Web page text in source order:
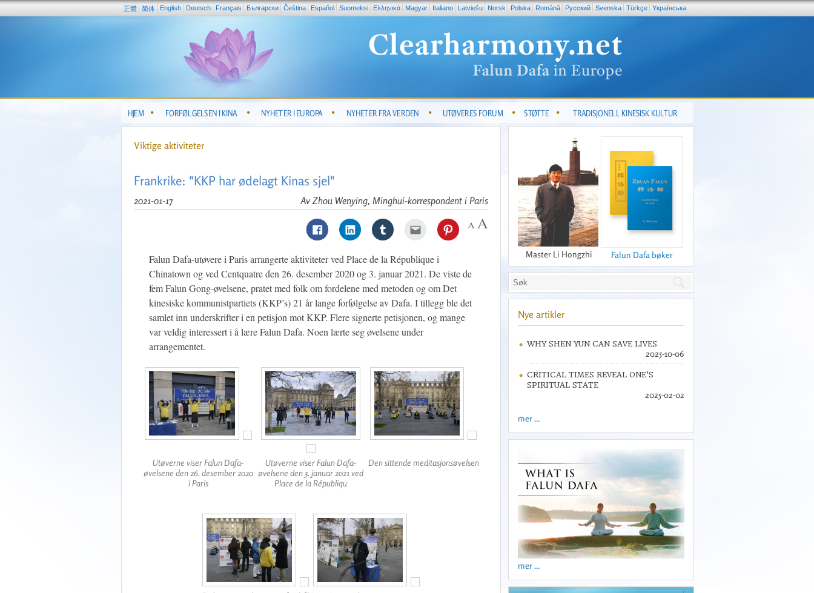
正體 简体 English Deutsch Français Български Čeština Español Suomeksi Ελληνικά Magyar Italiano Latviešu Norsk Polska Română Pусский Svenska Türkçe Yкраїнська
HJEM FORFØLGELSEN I KINA NYHETER I EUROPA NYHETER FRA VERDEN UTØVERES FORUM STØTTE TRADISJONELL KINESISK KULTUR
Viktige aktiviteter
Frankrike: "KKP har ødelagt Kinas sjel"
Av Zhou Wenying, Minghui-korrespondent i Paris
2021-01-17
Falun Dafa-utøvere i Paris arrangerte aktiviteter ved Place de la République i
Chinatown og ved Centquatre den 26. desember 2020 og 3. januar 2021. De viste de
fem Falun Gong-øvelsene, pratet med folk om fordelene med metoden og om Det
kinesiske kommunistpartiets (KKP’s) 21 år lange forfølgelse av Dafa. I tillegg ble det
samlet inn underskrifter i en petisjon mot KKP. Flere signerte petisjonen, og mange
var veldig interessert i å lære Falun Dafa. Noen lærte seg øvelsene under
arrangementet.
Utøverne viser Falun Dafa-
øvelsene den 26. desember 2020
i Paris
Utøverne viser Falun Dafa-
øvelsene den 3. januar 2021 ved
Place de la Républiqu
Den sittende meditasjonsøvelsen
Master Li Hongzhi Falun Dafa bøker
Nye artikler
WHY SHEN YUN CAN SAVE LIVES
2025-10-06
CRITICAL TIMES REVEAL ONE’S
SPIRITUAL STATE
2025-02-02
mer ...
mer ...